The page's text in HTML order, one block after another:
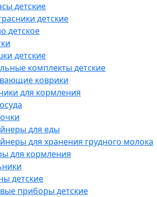
детские
детские
детское
детские
комплекты детские
коврики
для кормления
для еды
для хранения грудного молока
для кормления
детские
приборы детские